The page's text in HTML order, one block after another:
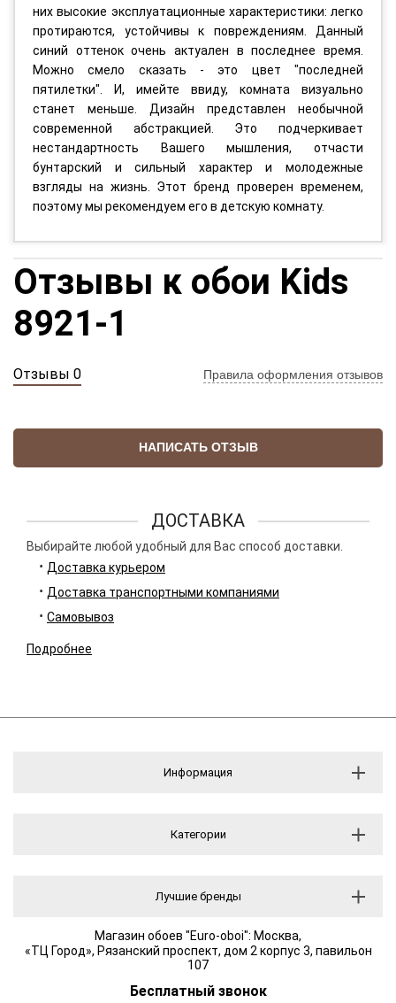
них высокие эксплуатационные характеристики: легко
протираются, устойчивы к повреждениям. Данный
синий оттенок очень актуален в последнее время.
Можно смело сказать - это цвет "последней
пятилетки". И, имейте ввиду, комната визуально
станет меньше. Дизайн представлен необычной
современной абстракцией. Это подчеркивает
нестандартность Вашего мышления, отчасти
бунтарский и сильный характер и молодежные
взгляды на жизнь. Этот бренд проверен временем,
поэтому мы рекомендуем его в детскую комнату.
Отзывы к обои Kids
8921-1
Отзывы 0 Правила оформления отзывов
НАПИСАТЬ ОТЗЫВ
ДОСТАВКА
Выбирайте любой удобный для Вас способ доставки.
Доставка курьером
Доставка транспортными компаниями
Самовывоз
Подробнее
Информация
Категории
Лучшие бренды
Магазин обоев "Euro-oboi": Москва,
«ТЦ Город», Рязанский проспект, дом 2 корпус 3, павильон
107
Бесплатный звонок